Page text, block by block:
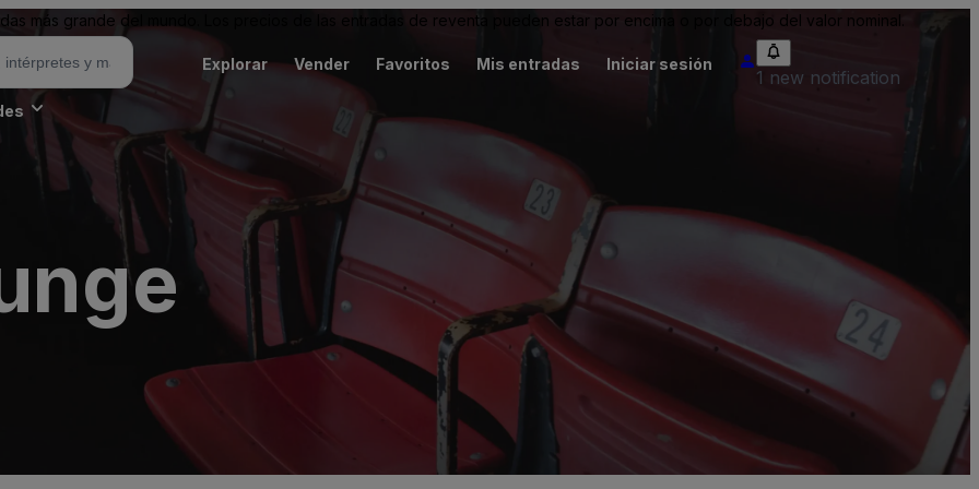
más grande del mundo. Los precios de las entradas de reventa pueden estar por encima o por debajo del valor nominal.
Explorar Vender Favoritos Mis entradas Iniciar sesión
1 new notification